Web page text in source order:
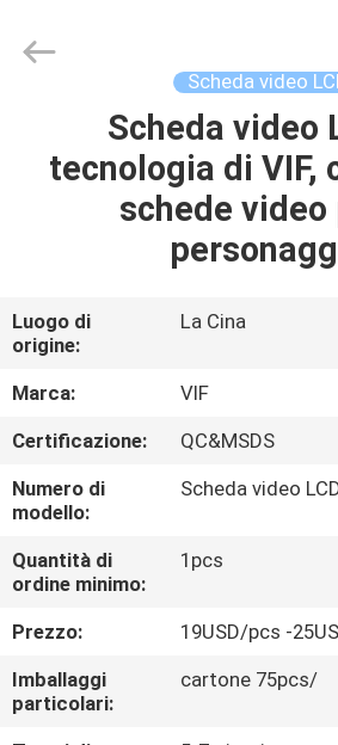
PRODOTTI
NOI
GIRO
DELLA
FABBRICA
CONTROLLO
DI
QUALITÀ
CONTATTICI
Scheda video
Scheda video
tecnologia di VIF,
schede video
Luogo di
origine:
La Cina
Marca:
VIF
Certificazione:
QC&MSDS
Numero di
modello:
Scheda video
Quantità di
ordine minimo:
1pcs
Prezzo:
19USD/pcs -
Imballaggi
particolari:
cartone 75pcs/